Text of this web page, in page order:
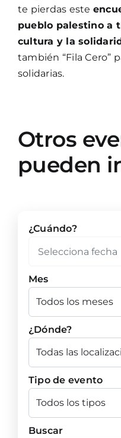
te pierdas este
pueblo palestino a
cultura y la
también “Fila Cero”
solidarias.
Otros
pueden
¿Cuándo?
Mes
¿Dónde?
Tipo de evento
Buscar